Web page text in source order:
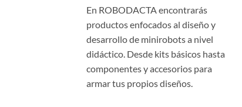
En ROBODACTA encontrarás
productos enfocados al diseño y
desarrollo de minirobots a nivel
didáctico. Desde kits básicos hasta
componentes y accesorios para
armar tus propios diseños.